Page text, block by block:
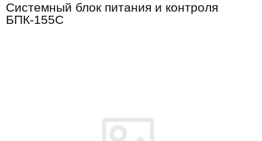
Системный блок питания и контроля
БПК-155С